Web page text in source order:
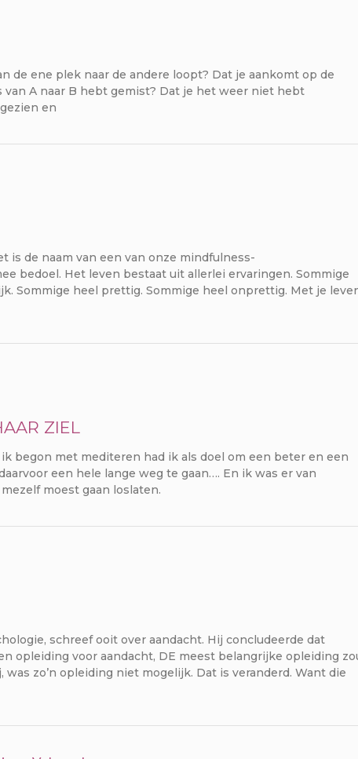
de ene plek naar de andere loopt? Dat je aankomt op de
A naar B hebt gemist? Dat je het weer niet hebt
en
is de naam van een van onze mindfulness-
bedoel. Het leven bestaat uit allerlei ervaringen. Sommige
Sommige heel prettig. Sommige heel onprettig. Met je
ZIEL
ik begon met mediteren had ik als doel om een beter en een
een hele lange weg te gaan…. En ik was er van
moest gaan loslaten.
schreef ooit over aandacht. Hij concludeerde dat
opleiding voor aandacht, DE meest belangrijke opleiding
zo’n opleiding niet mogelijk. Dat is veranderd. Want die